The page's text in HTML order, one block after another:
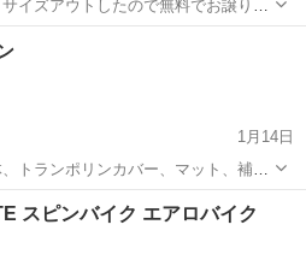
イズアウトしたので無料でお譲りし
1月14日
トランポリンカバー、マット、補助
調節可能です。 ばらしてたたんでの
フィットネス、トレーニング
スピンバイク エアロバイク